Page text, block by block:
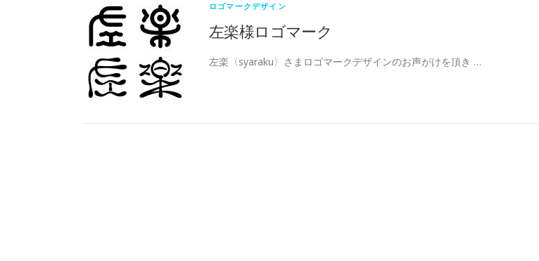
ロゴマークデザイン
左楽様ロゴマーク
左楽〈syaraku〉さまロゴマークデザインのお声がけを頂き …